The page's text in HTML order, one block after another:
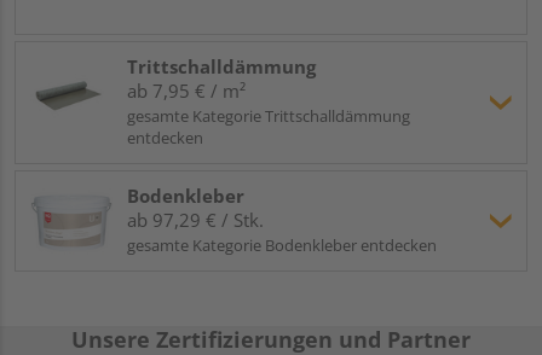
Trittschalldämmung
ab 7,95 € / m²
gesamte Kategorie Trittschalldämmung
entdecken
Bodenkleber
ab 97,29 € / Stk.
gesamte Kategorie Bodenkleber entdecken
Unsere Zertifizierungen und Partner